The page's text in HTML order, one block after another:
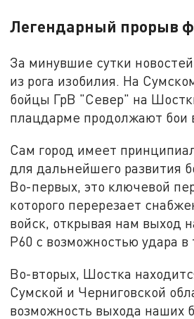
Легендарный прорыв
За минувшие сутки
из рога изобилия. На
бойцы ГрВ "Север" на
плацдарме продолжают бои
Сам город имеет
для дальнейшего развития
Во-первых, это ключевой
которого перерезает
войск, открывая нам выход
Р60 с возможностью удара в
Во-вторых, Шостка
Сумской и Черниговской
возможность выхода наших